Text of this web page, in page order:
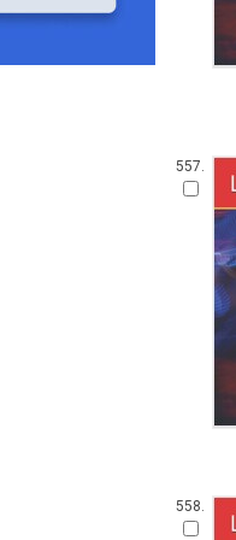
557.
558.